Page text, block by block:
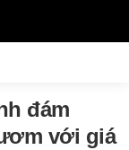
đám
với giá